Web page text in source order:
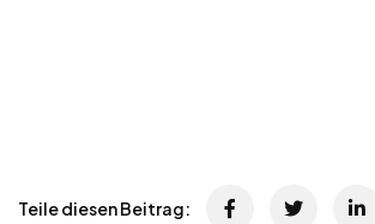
Teile diesen Beitrag: